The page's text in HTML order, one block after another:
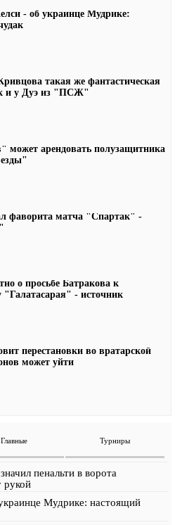
- об украинце Мудрике:
такая же фантастическая
и у Дуэ из "ПСЖ"
может арендовать полузащитника
фаворита матча "Спартак" -
о просьбе Батракова к
"Галатасарая" - источник
перестановки во вратарской
может уйти
Главные Турниры
пенальти в ворота
рукой
Мудрике: настоящий